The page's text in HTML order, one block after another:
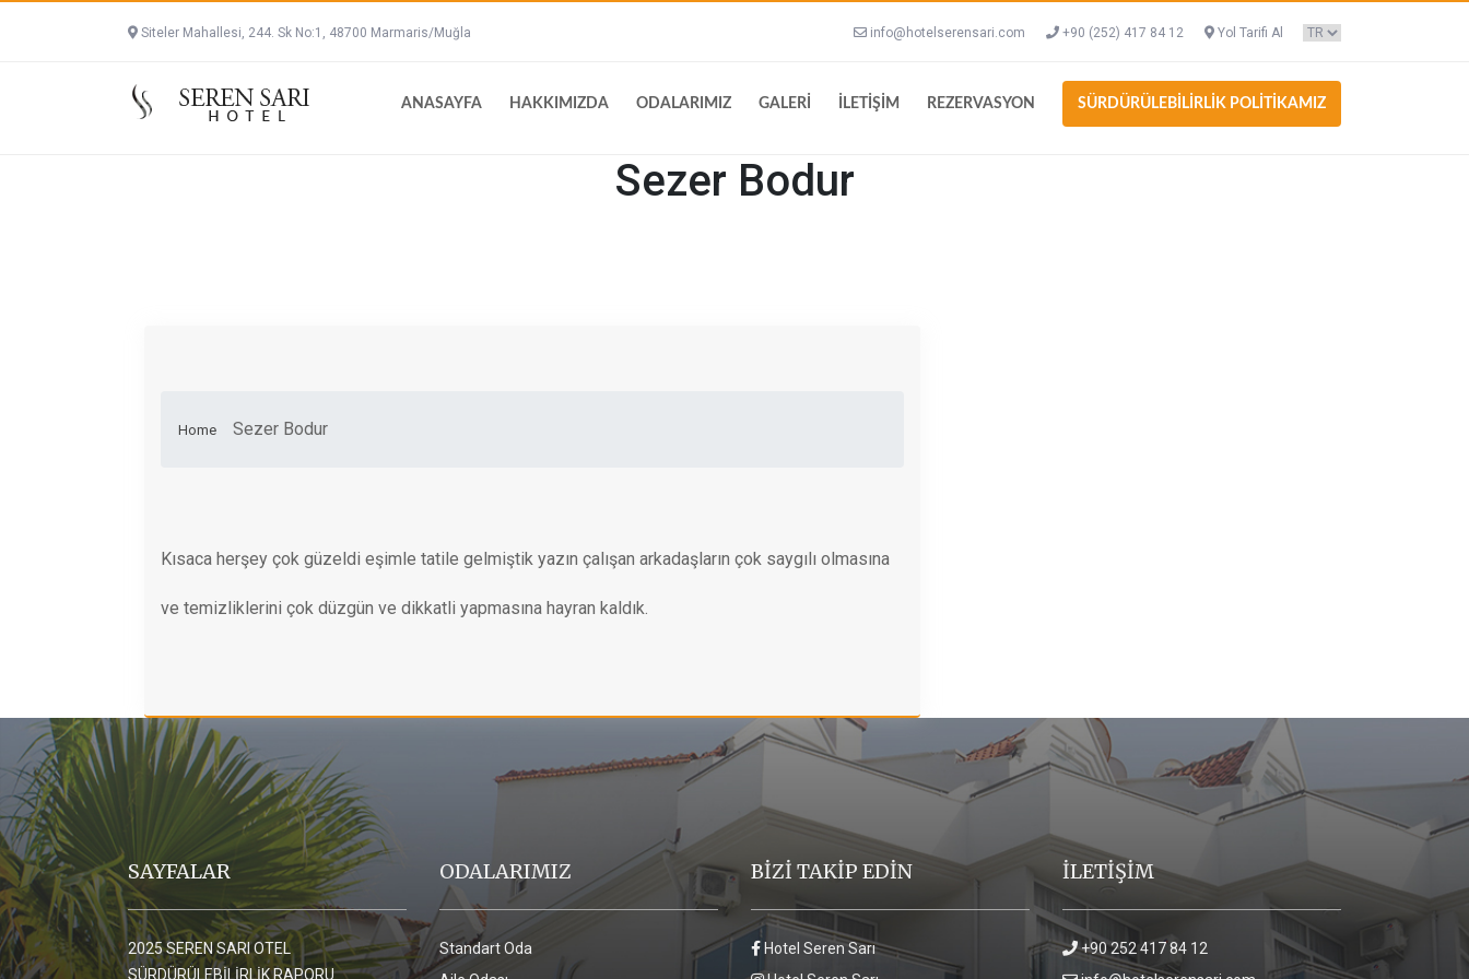
Siteler Mahallesi, 244. Sk No:1, 48700 Marmaris/Muğla info@hotelserensari.com +90 (252) 417 84 12 Yol Tarifi Al
ANASAYFA HAKKIMIZDA ODALARIMIZ GALERİ İLETİŞİM REZERVASYON SÜRDÜRÜLEBİLİRLİK POLİTİKAMIZ
Sezer Bodur
Home Sezer Bodur
Kısaca herşey çok güzeldi eşimle tatile gelmiştik yazın çalışan arkadaşların çok saygılı olmasına
ve temizliklerini çok düzgün ve dikkatli yapmasına hayran kaldık.
SAYFALAR
2025 SEREN SARI OTEL
SÜRDÜRÜLEBİLİRLİK RAPORU
ODALARIMIZ
Standart Oda
BİZİ TAKİP EDİN
Hotel Seren Sarı
İLETİŞİM
+90 252 417 84 12